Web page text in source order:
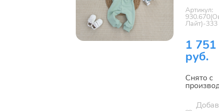
Артикул:
Лайт)-333
1 751
руб.
Снято с